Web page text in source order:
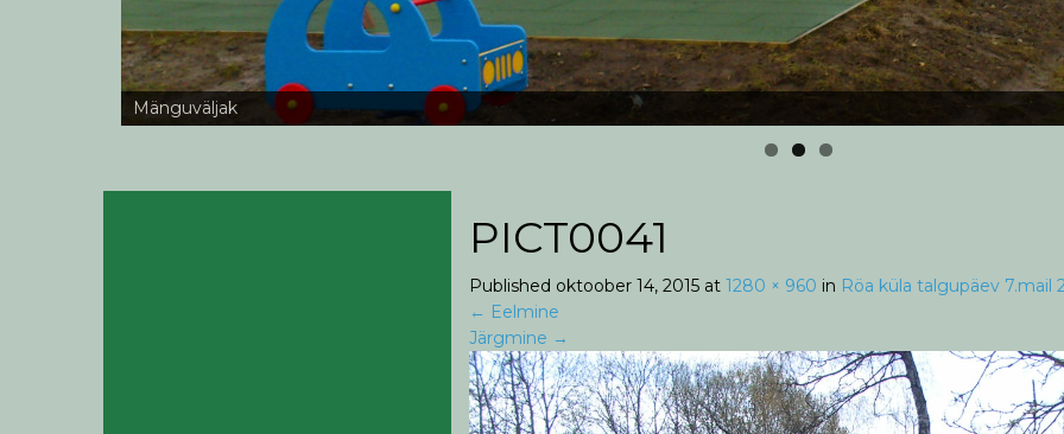
Mänguväljak
PICT0041
Published oktoober 14, 2015at 1280 × 960 in Röa küla talgupäev 7.mail
← Eelmine
Järgmine →